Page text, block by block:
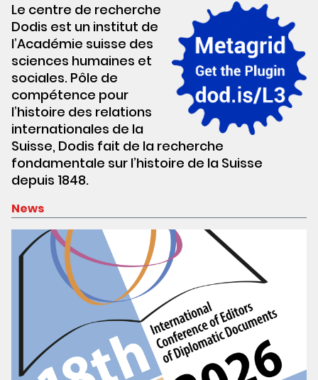
Le centre de recherche
Dodis est un institut de
l’Académie suisse des
sciences humaines et
sociales. Pôle de
compétence pour
l’histoire des relations
internationales de la
Suisse, Dodis fait de la recherche
fondamentale sur l’histoire de la Suisse
depuis 1848.
News